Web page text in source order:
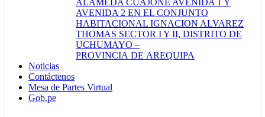
ALAMEDA CUAJONE AVENIDA 1 Y
AVENIDA 2 EN EL CONJUNTO
HABITACIONAL IGNACION ALVAREZ
THOMAS SECTOR I Y II, DISTRITO DE
UCHUMAYO –
PROVINCIA DE AREQUIPA
Noticias
Contáctenos
Mesa de Partes Virtual
Gob.pe